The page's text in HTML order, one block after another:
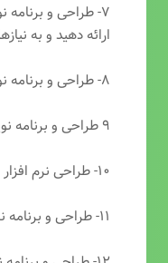
۷- طراحی و برنامه
ارائه دهید و به
۸- طراحی و برنامه نویسی نرم افزار پاراد (پرداخت از راه دور انجمن مددکاری امام زمان(عج))
۹ طراحی و برنامه نویسی نرم افزار مدیریت استخدام خیریه حضرت ابوالفضل (ع)
۱۰- طراحی نرم افزار SyncTools برای همگام سازی دیتابیس های SQL Server
۱۱- طراحی و برنامه نویسی سامانه تخصصی رفاهی تیکت